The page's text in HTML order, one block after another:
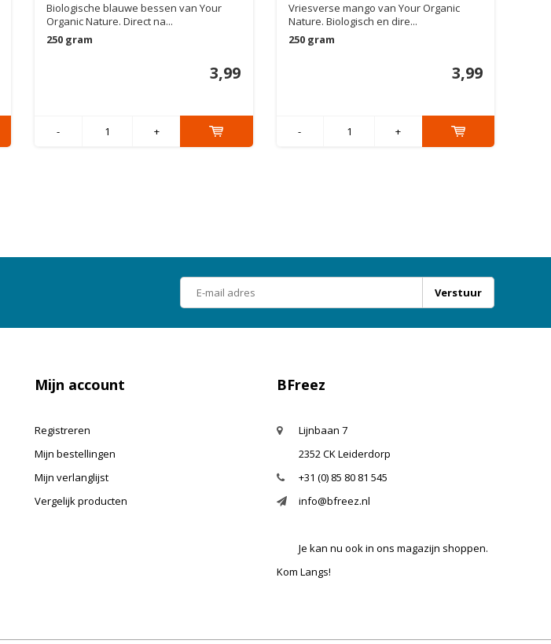
Biologische blauwe bessen van Your
Organic Nature. Direct na...
250 gram
3,99
- +
Vriesverse mango van Your Organic
Nature. Biologisch en dire...
250 gram
3,99
- +
Verstuur
Mijn account
Registreren
Mijn bestellingen
Mijn verlanglijst
Vergelijk producten
BFreez
Lijnbaan 7
2352 CK Leiderdorp
+31 (0) 85 80 81 545
info@bfreez.nl
Je kan nu ook in ons magazijn shoppen.
Kom Langs!